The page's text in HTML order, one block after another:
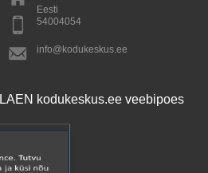
Eesti
54004054
info@kodukeskus.ee
kodukeskus.ee veebipoes